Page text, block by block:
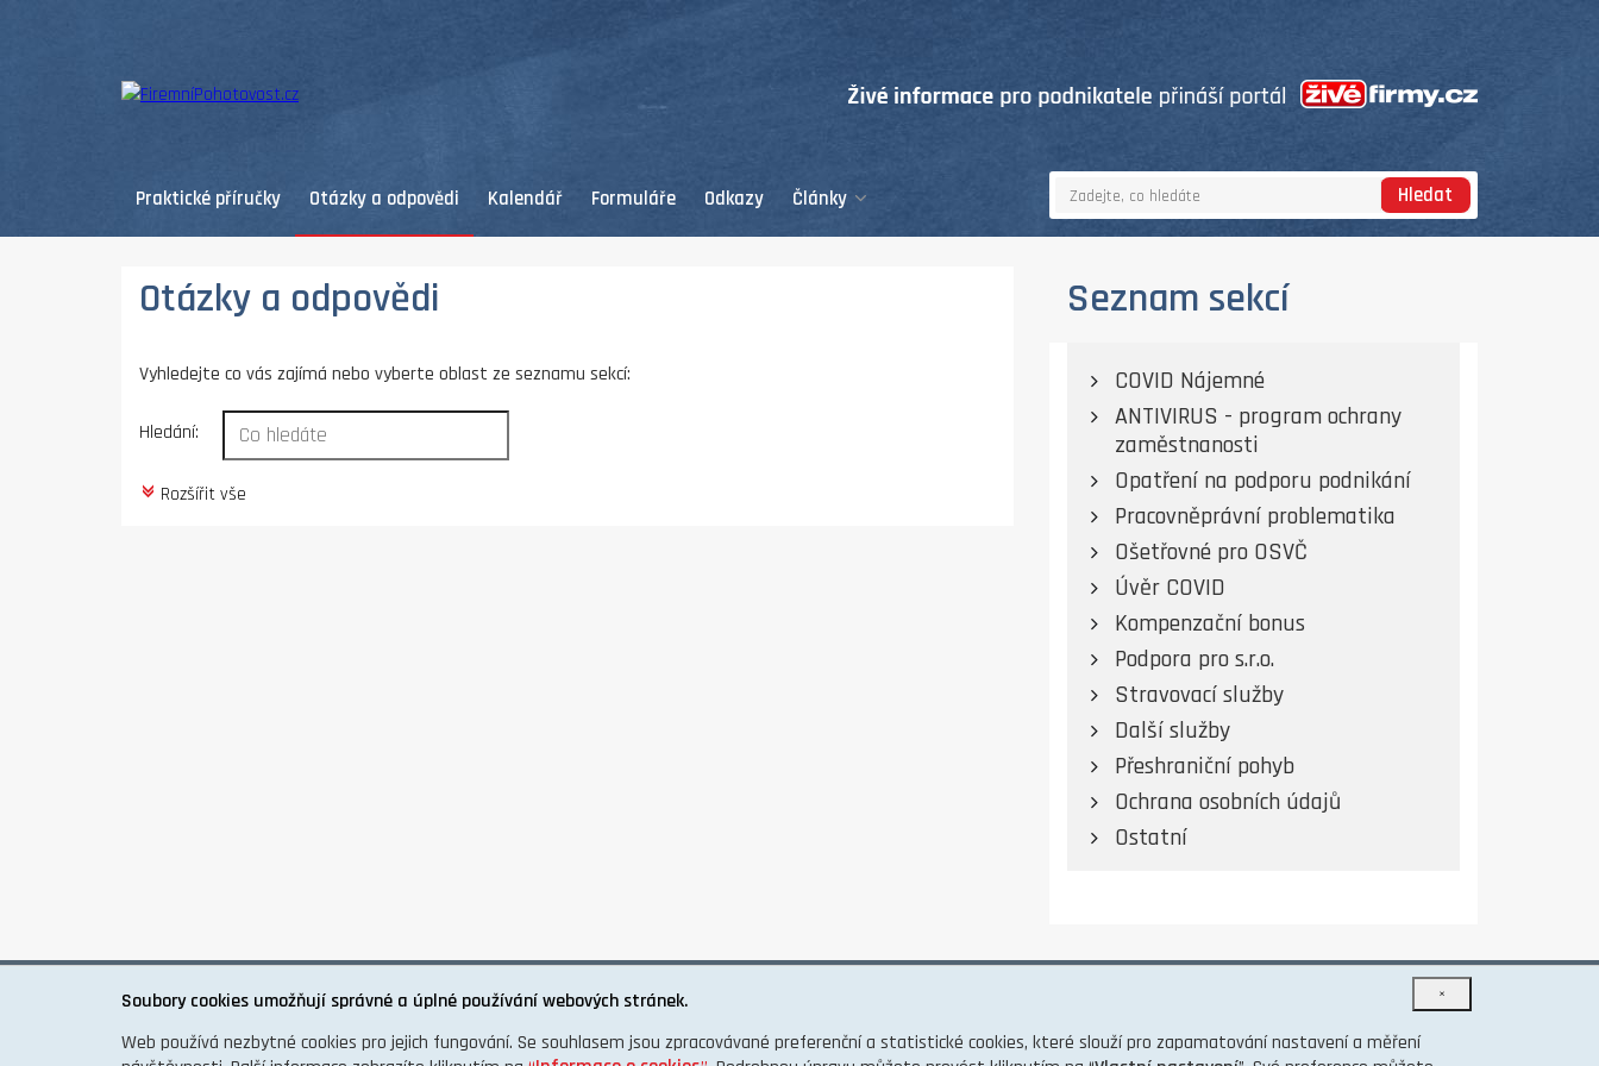
Praktické příručky Otázky a odpovědi Kalendář Formuláře Odkazy Články Hledat
Otázky a odpovědi
Vyhledejte co vás zajímá nebo vyberte oblast ze seznamu sekcí:
Hledání:
c Rozšířit vše
Seznam sekcí
COVID Nájemné
ANTIVIRUS - program ochrany
zaměstnanosti
Opatření na podporu podnikání
Pracovněprávní problematika
Ošetřovné pro OSVČ
Úvěr COVID
Kompenzační bonus
Podpora pro s.r.o.
Stravovací služby
Další služby
Přeshraniční pohyb
Ochrana osobních údajů
Ostatní
O PROJEKTU KONTAKT GDPR TENTO INFORMAČNÍ WEB VÁM PŘINÁŠÍ PORTÁL
×
Soubory cookies umožňují správné a úplné používání webových stránek.
Web používá nezbytné cookies pro jejich fungování. Se souhlasem jsou zpracovávané preferenční a statistické cookies, které slouží pro zapamatování nastavení a měření